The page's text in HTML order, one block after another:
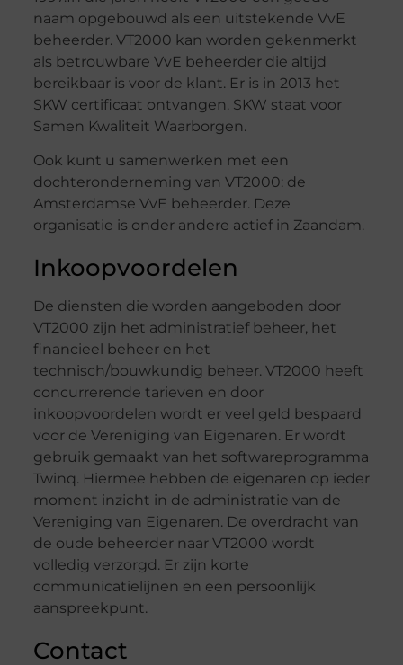
naam opgebouwd als een uitstekende VvE
beheerder. VT2000 kan worden gekenmerkt
als betrouwbare VvE beheerder die altijd
bereikbaar is voor de klant. Er is in 2013 het
SKW certificaat ontvangen. SKW staat voor
Samen Kwaliteit Waarborgen.
Ook kunt u samenwerken met een
dochteronderneming van VT2000: de
Amsterdamse VvE beheerder. Deze
organisatie is onder andere actief in Zaandam.
Inkoopvoordelen
De diensten die worden aangeboden door
VT2000 zijn het administratief beheer, het
financieel beheer en het
technisch/bouwkundig beheer. VT2000 heeft
concurrerende tarieven en door
inkoopvoordelen wordt er veel geld bespaard
voor de Vereniging van Eigenaren. Er wordt
gebruik gemaakt van het softwareprogramma
Twinq. Hiermee hebben de eigenaren op ieder
moment inzicht in de administratie van de
Vereniging van Eigenaren. De overdracht van
de oude beheerder naar VT2000 wordt
volledig verzorgd. Er zijn korte
communicatielijnen en een persoonlijk
aanspreekpunt.
Contact